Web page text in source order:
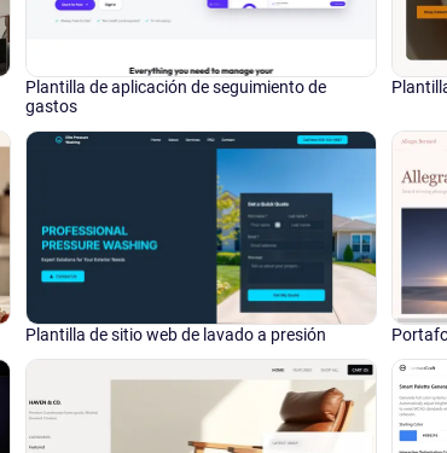
Plantilla de aplicación de seguimiento de
gastos
Plantilla de sitio web de lavado a presión